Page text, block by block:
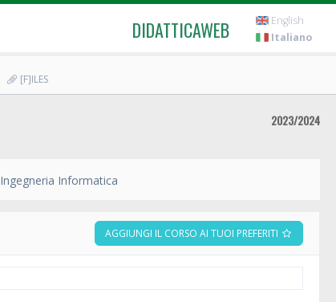
DIDATTICAWEB
English
Italiano
[F]ILES
2023/2024
Ingegneria Informatica
AGGIUNGI IL CORSO AI TUOI PREFERITI